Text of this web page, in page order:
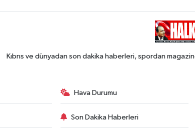
Kıbrıs ve dünyadan son dakika haberleri, spordan
Hava Durumu
Son Dakika Haberleri